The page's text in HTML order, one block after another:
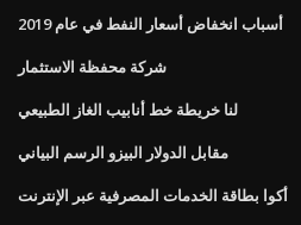
أسباب انخفاض أسعار النفط في عام 2019
شركة محفظة الاستثمار
لنا خريطة خط أنابيب الغاز الطبيعي
مقابل الدولار البيزو الرسم البياني
أكوا بطاقة الخدمات المصرفية عبر الإنترنت